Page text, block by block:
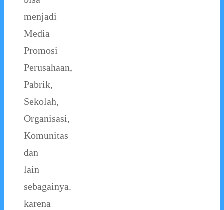
menjadi
Media
Promosi
Perusahaan,
Pabrik,
Sekolah,
Organisasi,
Komunitas
dan
lain
sebagainya.
karena